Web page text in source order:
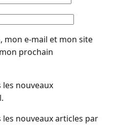
mon e-mail et mon site
prochain
les nouveaux
nouveaux articles par